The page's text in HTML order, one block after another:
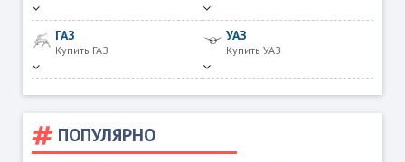
ГАЗ
Купить ГАЗ
УАЗ
Купить УАЗ
ПОПУЛЯРНО